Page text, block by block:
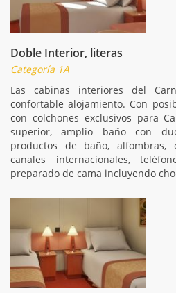
Doble Interior, literas
Categoría 1A
Las cabinas interiores del
confortable alojamiento. Con
con colchones exclusivos para
superior, amplio baño con
productos de baño, alfombras,
canales internacionales,
preparado de cama incluyendo